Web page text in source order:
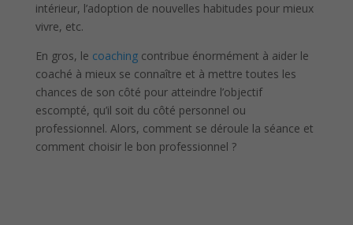
intérieur, l’adoption de nouvelles habitudes pour mieux
vivre, etc.
En gros, le coaching contribue énormément à aider le
coaché à mieux se connaître et à mettre toutes les
chances de son côté pour atteindre l’objectif
escompté, qu’il soit du côté personnel ou
professionnel. Alors, comment se déroule la séance et
comment choisir le bon professionnel ?